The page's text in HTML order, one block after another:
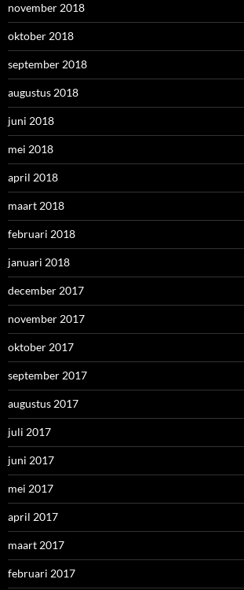
november 2018
oktober 2018
september 2018
augustus 2018
juni 2018
mei 2018
april 2018
maart 2018
februari 2018
januari 2018
december 2017
november 2017
oktober 2017
september 2017
augustus 2017
juli 2017
juni 2017
mei 2017
april 2017
maart 2017
februari 2017